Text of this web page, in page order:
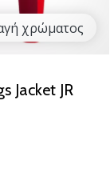
χρώματος
Jacket JR